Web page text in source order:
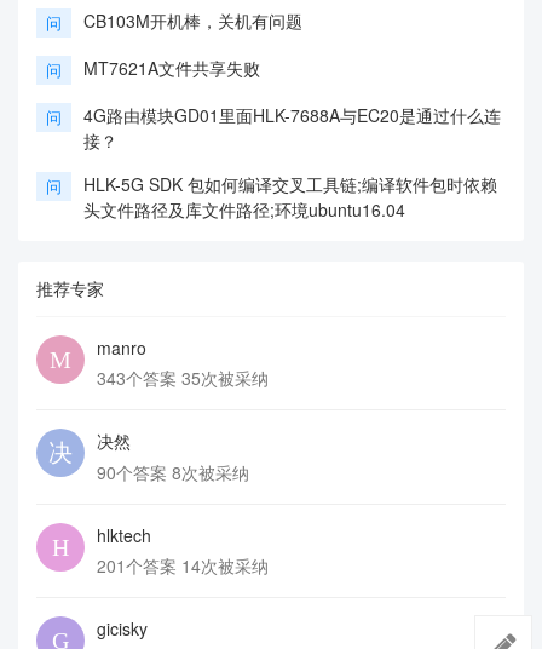
问 CB103M开机棒，关机有问题
问 MT7621A文件共享失败
问
4G路由模块GD01里面HLK-7688A与EC20是通过什么连
接？
问
HLK-5G SDK 包如何编译交叉工具链;编译软件包时依赖
头文件路径及库文件路径;环境ubuntu16.04
推荐专家
manro
343个答案 35次被采纳
决然
90个答案 8次被采纳
hlktech
201个答案 14次被采纳
gicisky